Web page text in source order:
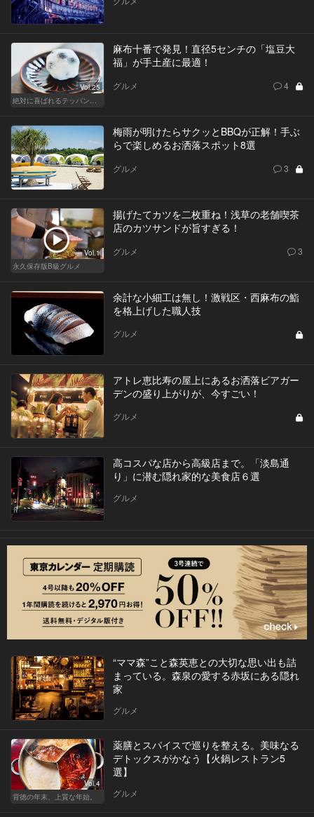
Vol.25
絶対に喜ばれるテッパン手土産
麻布十番で発見！直径5センチの「塩豆大
福」が手土産に最適！
グルメ 4
梅雨が明けたらサクッとBBQが正解！手ぶ
らで楽しめるお洒落スポット8選
グルメ 3
Vol.1
永久保存版B級グルメ
揚げたてカツを二枚重ね！浅草の老舗喫茶
店のカツサンドが旨すぎる！
グルメ 3
余計な小細工は無し！激戦区・西麻布の鮨
を格上げした職人技
グルメ
アトレ恵比寿の屋上にあるお洒落ビアガー
デンの盛り上がりが、今すごい！
グルメ
高コスパな店から高級店まで。「淡島通
り」に潜む隠れ家的な美食店６選
グルメ
“ママ森”こと森英恵との大切な思い出も詰
まっている。森泉の愛する赤坂にある隠れ
家
グルメ
Vol.4
背徳の年末、上質な年始。
薬膳とスパイスで巡りを整える。美味なる
デトックスがかなう【火鍋レストラン5
選】
グルメ